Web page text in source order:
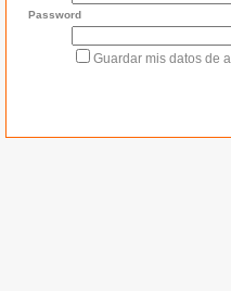
Password
Guardar mis datos de